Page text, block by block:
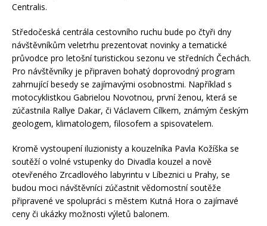
Centralis.
Středočeská centrála cestovního ruchu bude po čtyři dny
návštěvníkům veletrhu prezentovat novinky a tematické
průvodce pro letošní turistickou sezonu ve středních Čechách.
Pro návštěvníky je připraven bohatý doprovodný program
zahrnující besedy se zajímavými osobnostmi. Například s
motocyklistkou Gabrielou Novotnou, první ženou, která se
zúčastnila Rallye Dakar, či Václavem Cílkem, známým českým
geologem, klimatologem, filosofem a spisovatelem.
Kromě vystoupení iluzionisty a kouzelníka Pavla Kožíška se
soutěží o volné vstupenky do Divadla kouzel a nově
otevřeného Zrcadlového labyrintu v Líbeznici u Prahy, se
budou moci návštěvníci zúčastnit vědomostní soutěže
připravené ve spolupráci s městem Kutná Hora o zajímavé
ceny či ukázky možnosti výletů balonem.